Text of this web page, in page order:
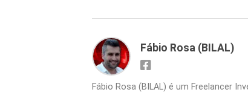
Fábio Rosa (BILAL)
Fábio Rosa (BILAL) é um Freelancer